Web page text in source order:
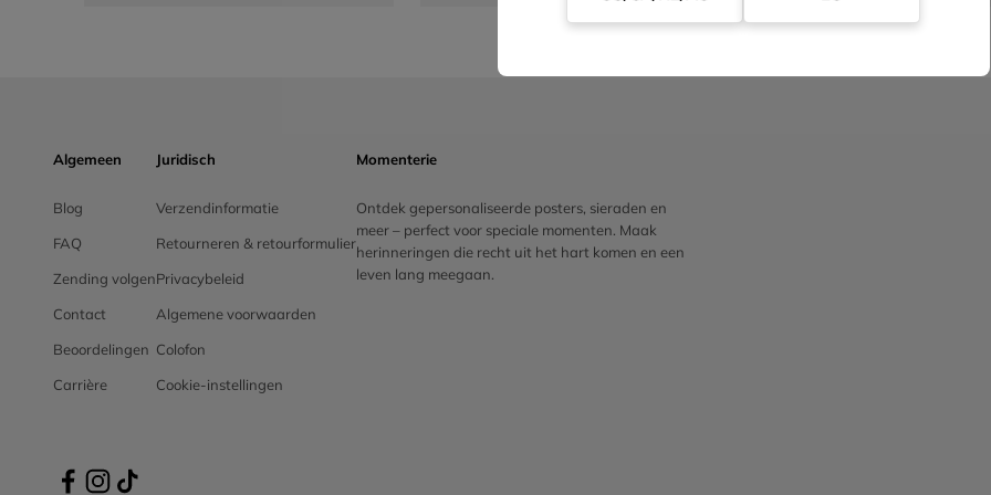
Algemeen
Blog
FAQ
Zending volgen
Contact
Beoordelingen
Carrière
Juridisch
Verzendinformatie
Retourneren & retourformulier
Privacybeleid
Algemene voorwaarden
Colofon
Cookie-instellingen
Momenterie
Ontdek gepersonaliseerde posters, sieraden en
meer – perfect voor speciale momenten. Maak
herinneringen die recht uit het hart komen en een
leven lang meegaan.